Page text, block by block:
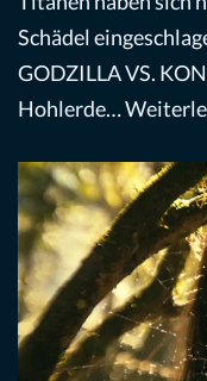
Schädel
GODZILLA VS.
Hohlerde…